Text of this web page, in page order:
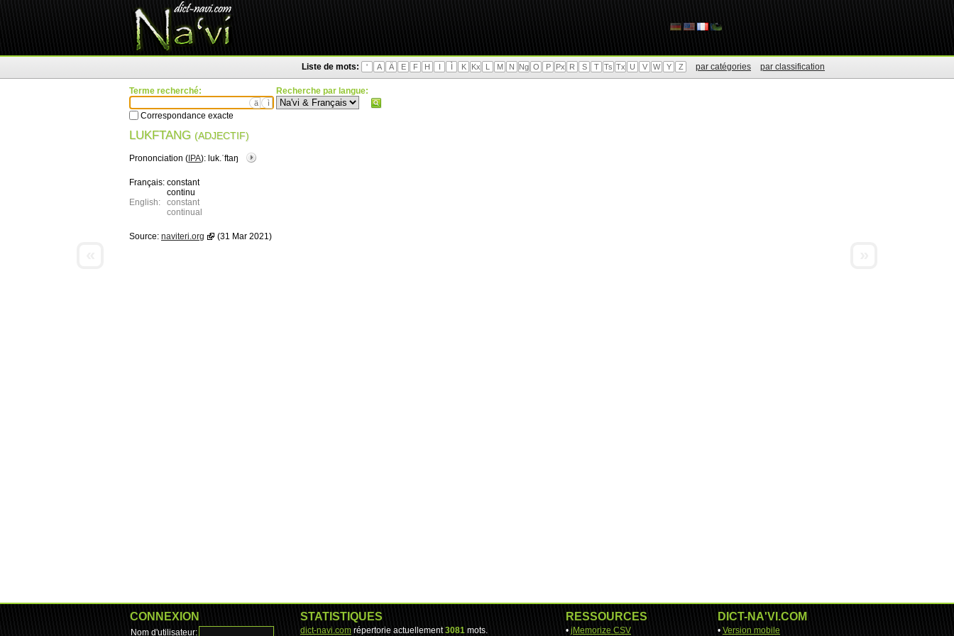
Liste de mots: ' A Ä E F H I Ì K Kx L M N Ng O P Px R S T Ts Tx U V W Y Z par catégories par classification
Terme recherché:
ä ì
Correspondance exacte
Recherche par langue:
LUKFTANG (ADJECTIF)
Prononciation ( IPA): luk.ˈftaŋ
Français: constant
continu
English:
constant
continual
Source: naviteri.org (31 Mar 2021)
CONNEXION
Nom d'utilisateur:
STATISTIQUES
dict-navi.com répertorie actuellement3081 mots.
RESSOURCES
• jMemorize CSV
DICT-NA'VI.COM
• Version mobile